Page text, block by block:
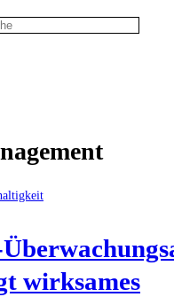
wirk­sa­mes